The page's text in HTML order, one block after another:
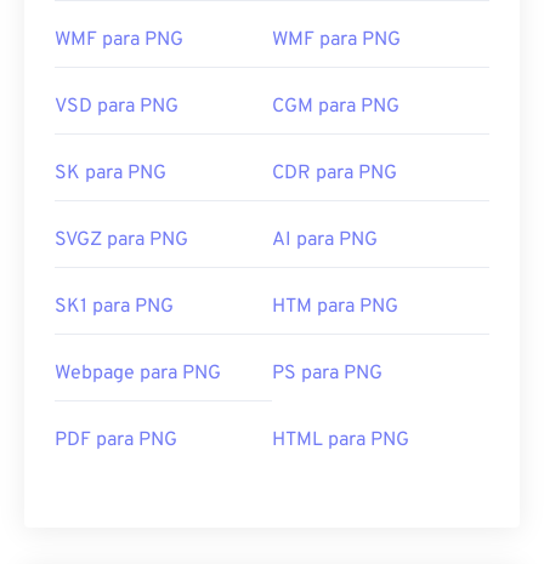
WMF para PNG WMF para PNG
VSD para PNG CGM para PNG
SK para PNG CDR para PNG
SVGZ para PNG AI para PNG
SK1 para PNG HTM para PNG
Webpage para PNG PS para PNG
PDF para PNG HTML para PNG